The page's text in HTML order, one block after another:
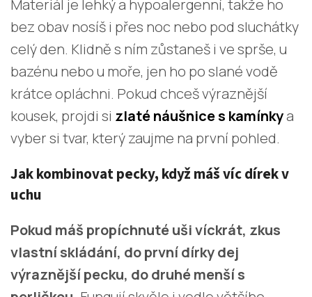
Materiál je lehký a hypoalergenní, takže ho
bez obav nosíš i přes noc nebo pod sluchátky
celý den. Klidně s ním zůstaneš i ve sprše, u
bazénu nebo u moře, jen ho po slané vodě
krátce opláchni. Pokud chceš výraznější
kousek, projdi si zlaté náušnice s kamínkya
vyber si tvar, který zaujme na první pohled.
Jak kombinovat pecky, když máš víc dírek v
uchu
Pokud máš propíchnuté uši víckrát, zkus
vlastní skládání, do první dírky dej
výraznější pecku, do druhé menší s